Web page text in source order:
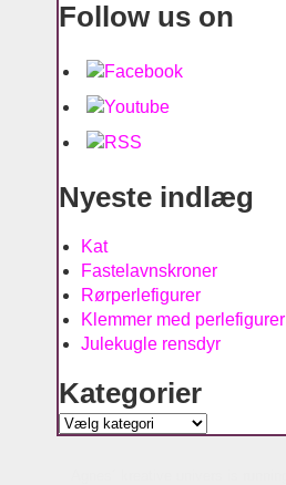
Follow us on
Nyeste indlæg
Kat
Fastelavnskroner
Rørperlefigurer
Klemmer med perlefigurer
Julekugle rensdyr
Kategorier
Kategorier